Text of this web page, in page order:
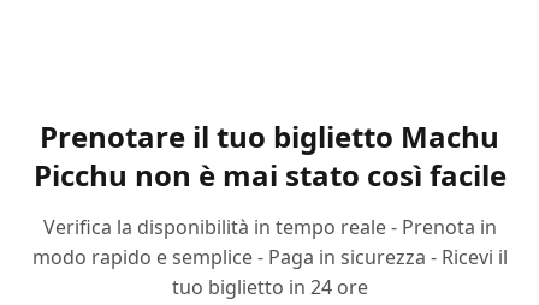
Prenotare il tuo biglietto Machu
Picchu non è mai stato così facile
Verifica la disponibilità in tempo reale - Prenota in
modo rapido e semplice - Paga in sicurezza - Ricevi il
tuo biglietto in 24 ore